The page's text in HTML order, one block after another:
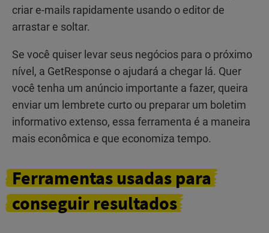
criar e-mails rapidamente usando o editor de
arrastar e soltar.
Se você quiser levar seus negócios para o próximo
nível, a GetResponse o ajudará a chegar lá. Quer
você tenha um anúncio importante a fazer, queira
enviar um lembrete curto ou preparar um boletim
informativo extenso, essa ferramenta é a maneira
mais econômica e que economiza tempo.
Ferramentasusadas para
conseguir resultados